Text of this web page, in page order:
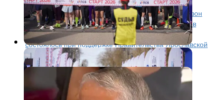
1 мая тутаевский полумарафон открыл беговой сезон
Ярославской области и федеральной серии забегов
«Фармэко – Бегом по Золотому кольцу». Событие
состоялось при поддержке Правительства Ярославской
области...